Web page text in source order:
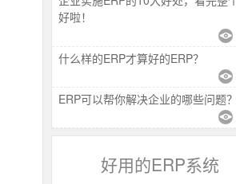
好啦！
什么样的ERP才算好的ERP？
ERP可以帮你解决企业的哪些问题？
好用的ERP系统